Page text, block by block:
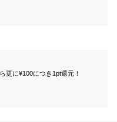
更に¥100につき1pt還元！